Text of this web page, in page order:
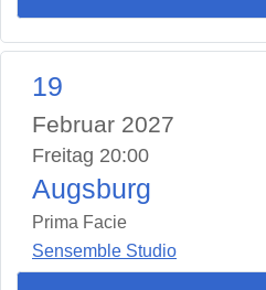
19
Februar 2027
Freitag 20:00
Augsburg
Prima Facie
Sensemble Studio